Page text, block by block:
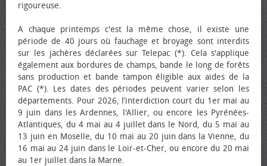
rigoureuse.
A chaque printemps c'est la même chose, il existe une
période de 40 jours où fauchage et broyage sont interdits
sur les jachères déclarées sur Telepac (*). Cela s'applique
également aux bordures de champs, bande le long de forêts
sans production et bande tampon éligible aux aides de la
PAC (*). Les dates des périodes peuvent varier selon les
départements. Pour 2026, l’interdiction court du 1er mai au
9 juin dans les Ardennes, l'Allier, ou encore les Pyrénées-
Atlantiques, du 4 mai au 4 juillet dans le Nord, du 5 mai au
13 juin en Moselle, du 10 mai au 20 juin dans la Vienne, du
16 mai au 24 juin dans le Loir-et-Cher, ou encore du 20 mai
au 1er juillet dans la Marne.